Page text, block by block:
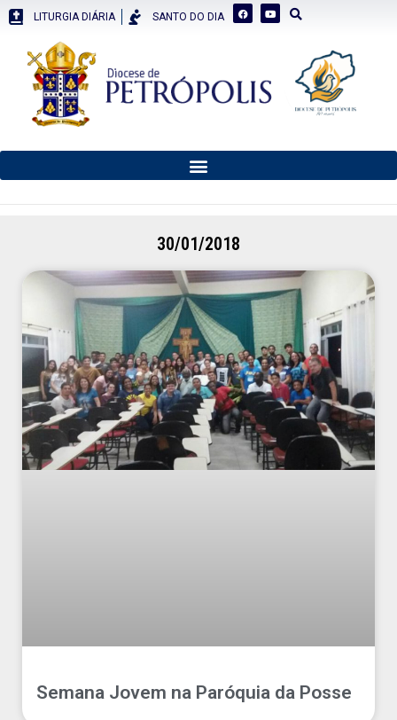
LITURGIA DIÁRIA SANTO DO DIA
30/01/2018
Semana Jovem na Paróquia da Posse